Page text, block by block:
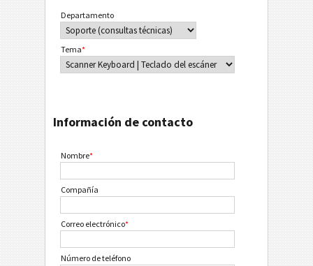
Departamento
Tema*
Información de contacto
Nombre*
Compañía
Correo electrónico*
Número de teléfono